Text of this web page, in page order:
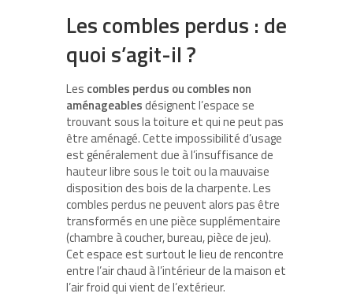
Les combles perdus : de
quoi s’agit-il ?
Les combles perdus ou combles non
aménageablesdésignent l’espace se
trouvant sous la toiture et qui ne peut pas
être aménagé. Cette impossibilité d’usage
est généralement due à l’insuffisance de
hauteur libre sous le toit ou la mauvaise
disposition des bois de la charpente. Les
combles perdus ne peuvent alors pas être
transformés en une pièce supplémentaire
(chambre à coucher, bureau, pièce de jeu).
Cet espace est surtout le lieu de rencontre
entre l’air chaud à l’intérieur de la maison et
l’air froid qui vient de l’extérieur.